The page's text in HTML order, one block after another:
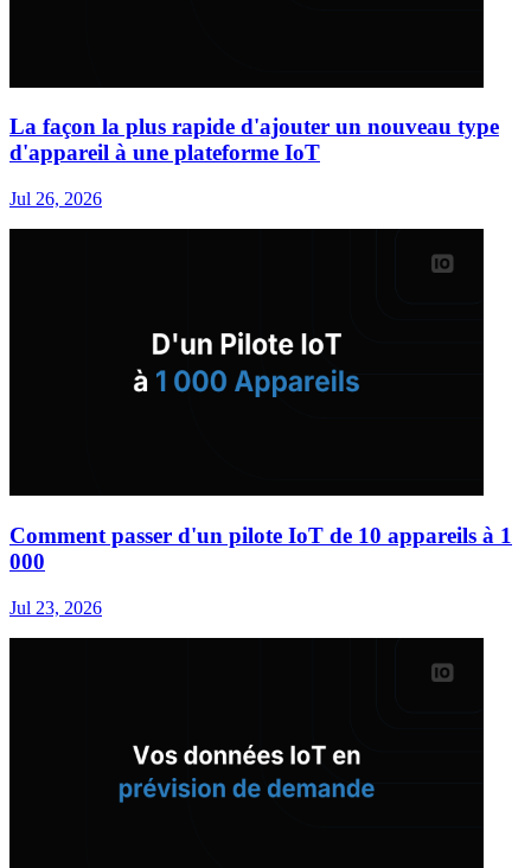
La façon la plus rapide d'ajouter un nouveau type
d'appareil à une plateforme IoT
Jul 26, 2026
Comment passer d'un pilote IoT de 10 appareils à 1
000
Jul 23, 2026